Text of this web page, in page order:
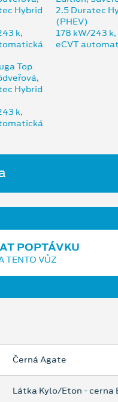
POPTÁVKU
TENTO VŮZ
Černá Agate